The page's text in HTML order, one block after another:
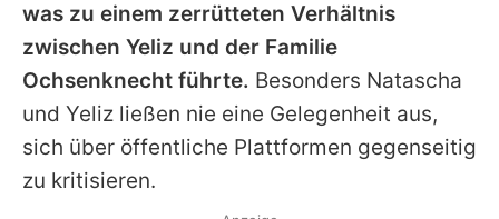
was zu einem zerrütteten Verhältnis
zwischen Yeliz und der Familie
Ochsenknecht führte. Besonders Natascha
und Yeliz ließen nie eine Gelegenheit aus,
sich über öffentliche Plattformen gegenseitig
zu kritisieren.